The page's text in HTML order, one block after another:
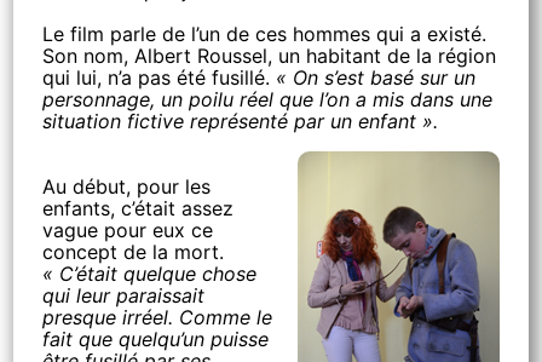
Le film parle de l’un de ces hommes qui a existé.
Son nom, Albert Roussel, un habitant de la région
qui lui, n’a pas été fusillé. « On s’est basé sur un
personnage, un poilu réel que l’on a mis dans une
situation fictive représenté par un enfant ».
Au début, pour les
enfants, c’était assez
vague pour eux ce
concept de la mort.
« C’était quelque chose
qui leur paraissait
presque irréel. Comme le
fait que quelqu’un puisse